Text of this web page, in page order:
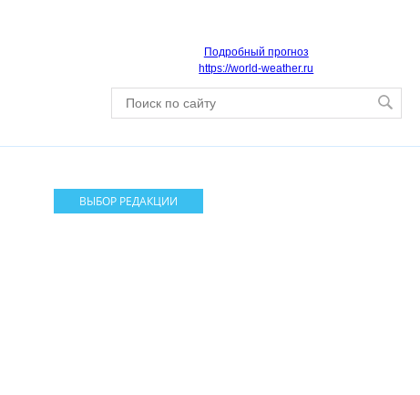
Подробный прогноз
https://world-weather.ru
ВЫБОР РЕДАКЦИИ